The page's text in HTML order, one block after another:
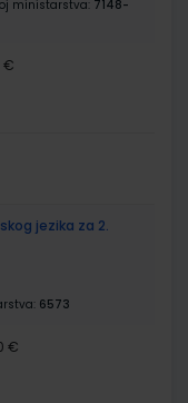
ministarstva: 7148-
€
jezika za 2.
6573
€